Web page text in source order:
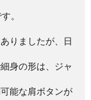
。
りましたが、日
身の形は、ジャ
能な肩ボタンが